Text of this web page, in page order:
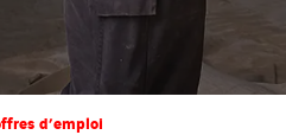
d’emploi